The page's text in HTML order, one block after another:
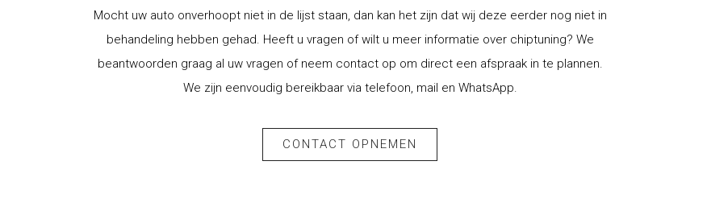
Mocht uw auto onverhoopt niet in de lijst staan, dan kan het zijn dat wij deze eerder nog niet in
behandeling hebben gehad. Heeft u vragen of wilt u meer informatie over chiptuning? We
beantwoorden graag al uw vragen of neem contact op om direct een afspraak in te plannen.
We zijn eenvoudig bereikbaar via telefoon, mail en WhatsApp.
CONTACT OPNEMEN